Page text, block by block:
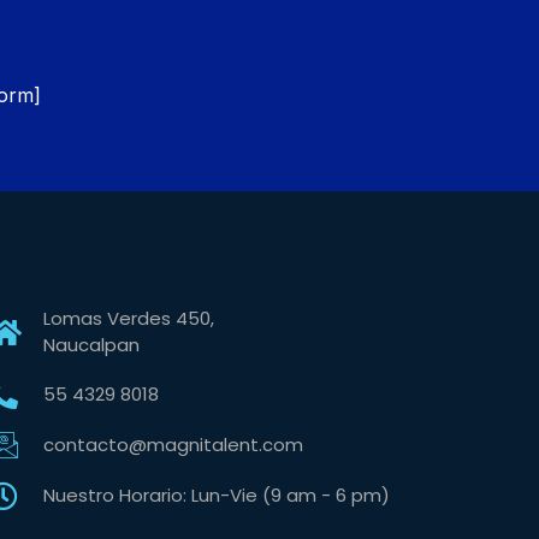
Lomas Verdes 450,
Naucalpan
55 4329 8018
contacto@magnitalent.com
Nuestro Horario: Lun-Vie (9 am - 6 pm)